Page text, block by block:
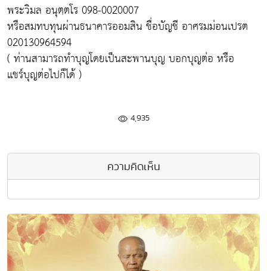
พระวิมล อนุตฺตโร 098-0020007
หรือสมทบทุนผ่านธนาคารออมสิน ชื่อบัญชี อาศรมม่อนเปรต
020130964594
( ท่านสามารถทำบุญโดยเป็นสะพานบุญ บอกบุญต่อ หรือ
แชร์บุญต่อไปก็ได้ )
4,935
ความคิดเห็น